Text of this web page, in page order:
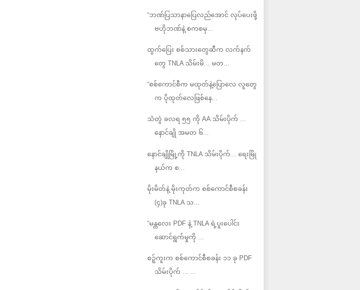
“ဘဏ်ပြသာနာပြေလည်အောင် လုပ်ပေးဖို့
ဗဟိုဘဏ်နဲ့ စကစမှ...
ထွက်ပြေး စစ်သားတွေဆီက လက်နက်
တွေ TNLA သိမ်းမိ... မတ...
“စစ်ကောင်စီက မထုတ်နဲ့ပြောလေ လူတွေ
က ပိုထုတ်လေဖြစ်နေ...
သံတွဲ ခလရ ၅၅ ကို AA သိမ်းပိုက် ...
နောင်ချို အမတ ၆...
နောင်ချိုမြို့ကို TNLA သိမ်းပိုက်... ရေးမြို
နယ်က စ...
မိုးမိတ်နဲ့ မိုးကုတ်က စစ်ကောင်စီစခန်း
(၄)ခု TNLA သ...
“မန္တလေး PDF နဲ့ TNLA ရဲ့ပူးပေါင်း
ဆောင်ရွက်မှုကို ...
စဉ့်ကူးက စစ်ကောင်စီစခန်း ၁၁ ခု PDF
သိမ်းပိုက် ... ...